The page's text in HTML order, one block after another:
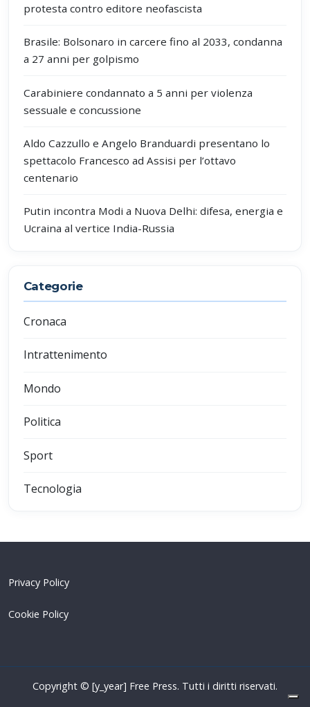
protesta contro editore neofascista
Brasile: Bolsonaro in carcere fino al 2033, condanna
a 27 anni per golpismo
Carabiniere condannato a 5 anni per violenza
sessuale e concussione
Aldo Cazzullo e Angelo Branduardi presentano lo
spettacolo Francesco ad Assisi per l’ottavo
centenario
Putin incontra Modi a Nuova Delhi: difesa, energia e
Ucraina al vertice India-Russia
Categorie
Cronaca
Intrattenimento
Mondo
Politica
Sport
Tecnologia
Privacy Policy
Cookie Policy
Copyright © [y_year] Free Press. Tutti i diritti riservati.